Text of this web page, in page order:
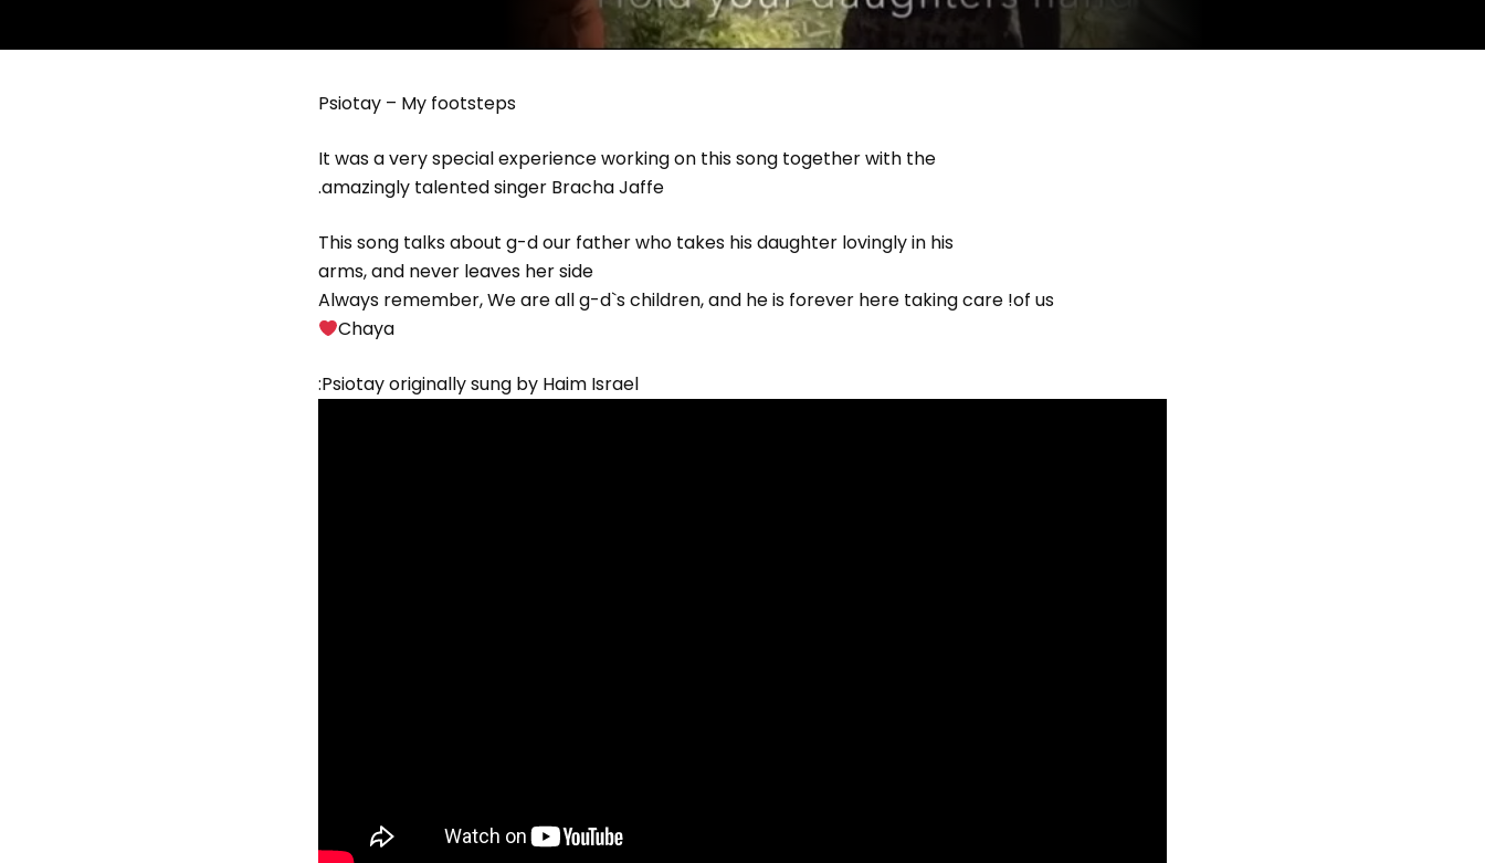
Psiotay – My footsteps
It was a very special experience working on this song together with the
.amazingly talented singer Bracha Jaffe
This song talks about g-d our father who takes his daughter lovingly in his
arms, and never leaves her side
Always remember, We are all g-d`s children, and he is forever here taking care !of us
Chaya
:Psiotay originally sung by Haim Israel